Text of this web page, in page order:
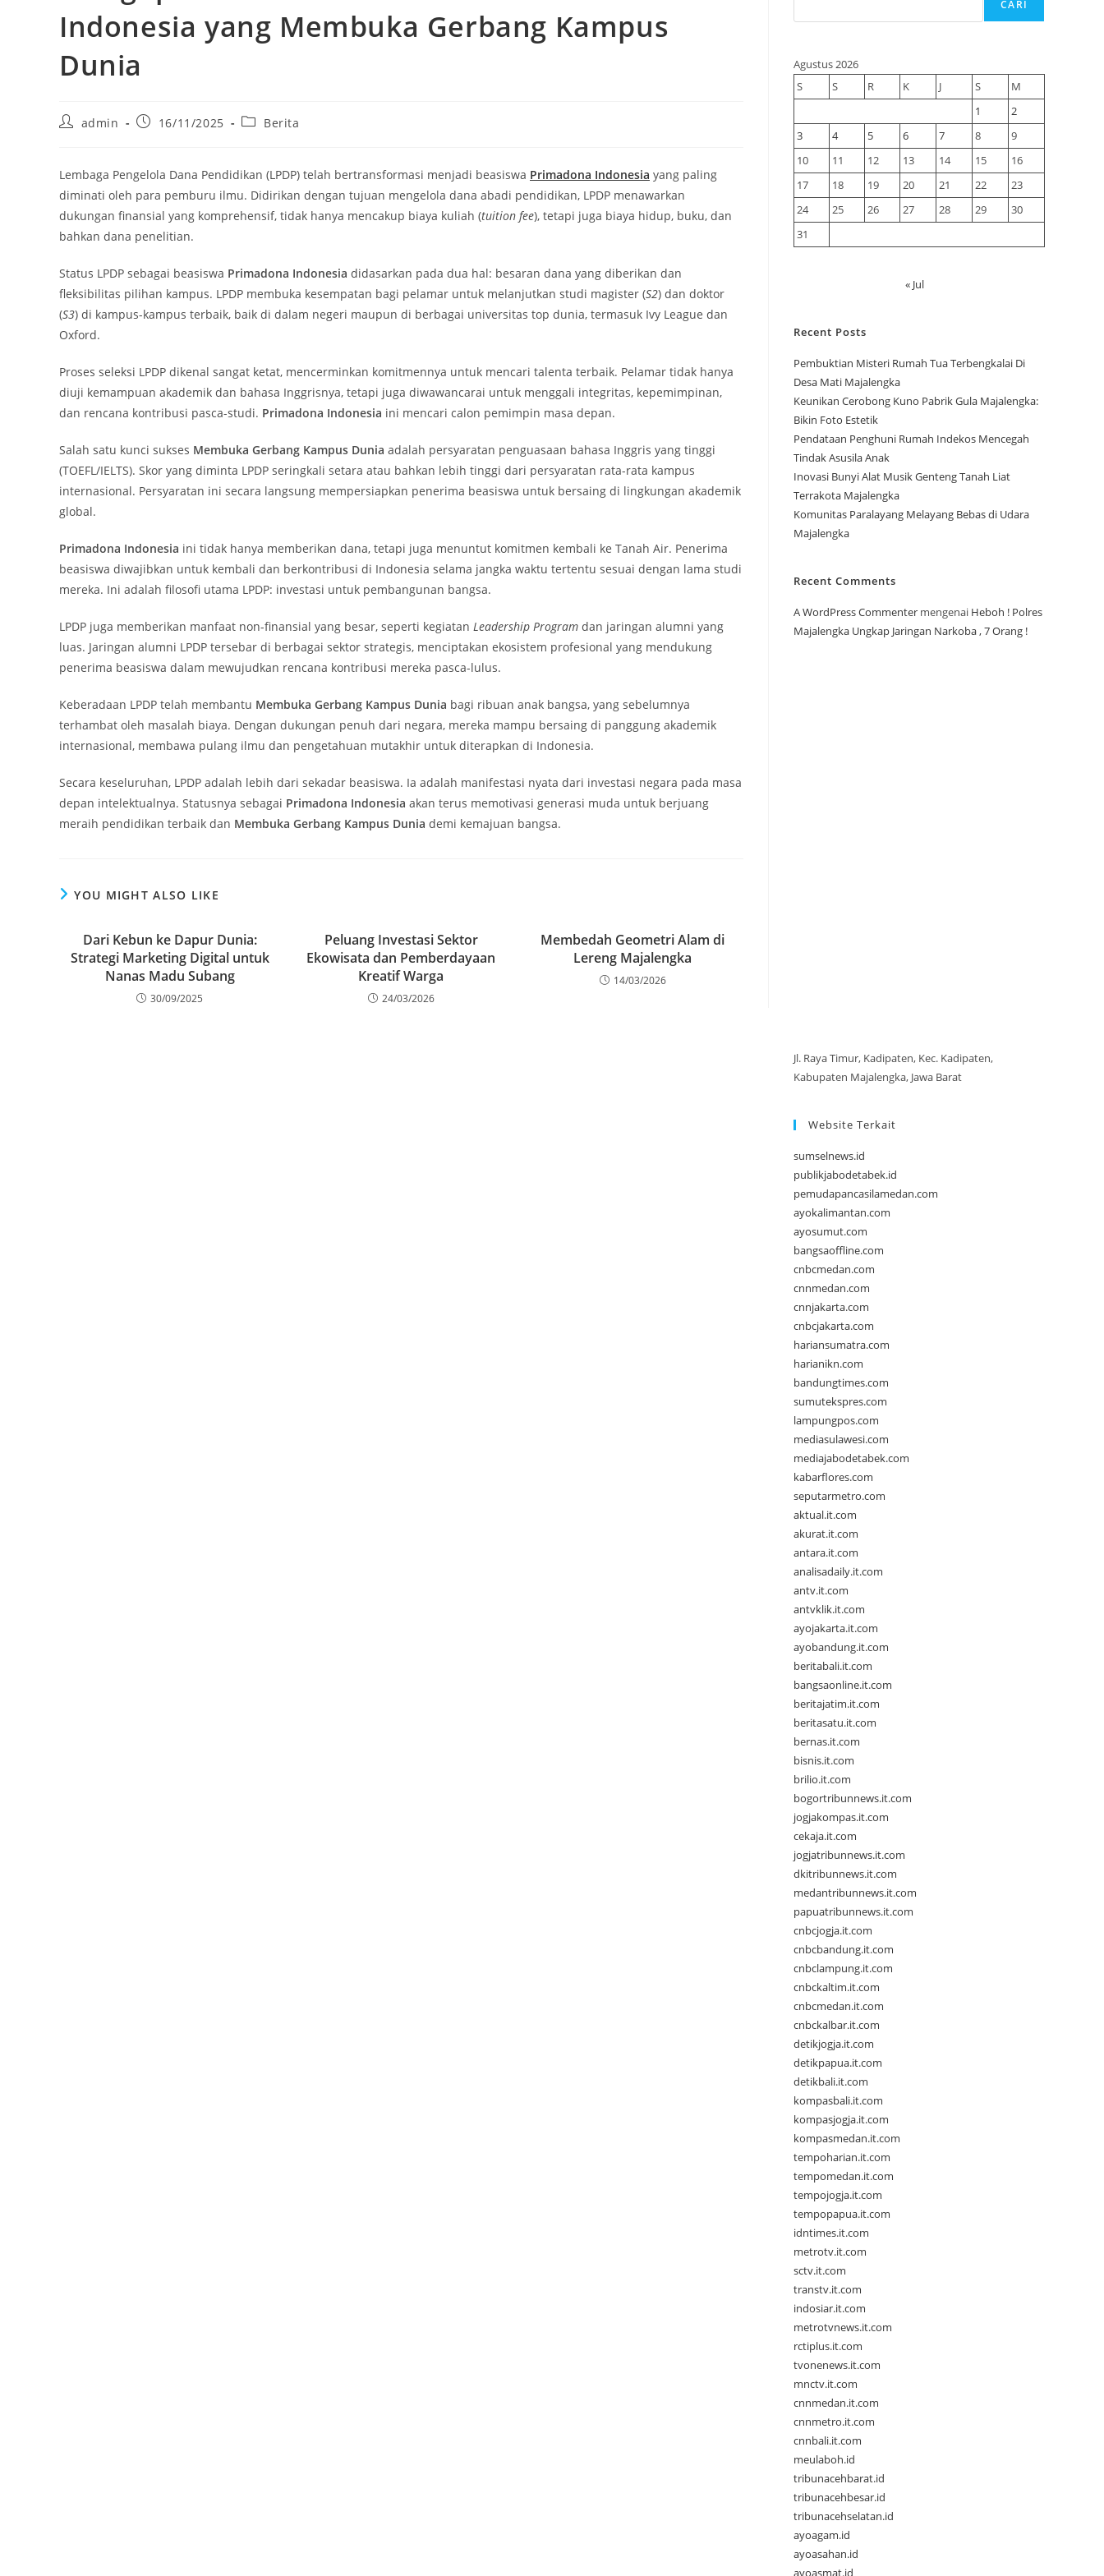
Indonesia yang Membuka Gerbang Kampus
Dunia
Postadmin
Post16/11/2025
PostBerita
Lembaga Pengelola Dana Pendidikan (LPDP) telah bertransformasi menjadi beasiswa Primadona Indonesia yang paling
diminati oleh para pemburu ilmu. Didirikan dengan tujuan mengelola dana abadi pendidikan, LPDP menawarkan
dukungan finansial yang komprehensif, tidak hanya mencakup biaya kuliah (tuition fee), tetapi juga biaya hidup, buku, dan
bahkan dana penelitian.
Status LPDP sebagai beasiswa Primadona Indonesia didasarkan pada dua hal: besaran dana yang diberikan dan
fleksibilitas pilihan kampus. LPDP membuka kesempatan bagi pelamar untuk melanjutkan studi magister (S2) dan doktor
(S3) di kampus-kampus terbaik, baik di dalam negeri maupun di berbagai universitas top dunia, termasuk Ivy League dan
Oxford.
Proses seleksi LPDP dikenal sangat ketat, mencerminkan komitmennya untuk mencari talenta terbaik. Pelamar tidak hanya
diuji kemampuan akademik dan bahasa Inggrisnya, tetapi juga diwawancarai untuk menggali integritas, kepemimpinan,
dan rencana kontribusi pasca-studi. Primadona Indonesia ini mencari calon pemimpin masa depan.
Salah satu kunci sukses Membuka Gerbang Kampus Dunia adalah persyaratan penguasaan bahasa Inggris yang tinggi
(TOEFL/IELTS). Skor yang diminta LPDP seringkali setara atau bahkan lebih tinggi dari persyaratan rata-rata kampus
internasional. Persyaratan ini secara langsung mempersiapkan penerima beasiswa untuk bersaing di lingkungan akademik
global.
Primadona Indonesia ini tidak hanya memberikan dana, tetapi juga menuntut komitmen kembali ke Tanah Air. Penerima
beasiswa diwajibkan untuk kembali dan berkontribusi di Indonesia selama jangka waktu tertentu sesuai dengan lama studi
mereka. Ini adalah filosofi utama LPDP: investasi untuk pembangunan bangsa.
LPDP juga memberikan manfaat non-finansial yang besar, seperti kegiatan Leadership Program dan jaringan alumni yang
luas. Jaringan alumni LPDP tersebar di berbagai sektor strategis, menciptakan ekosistem profesional yang mendukung
penerima beasiswa dalam mewujudkan rencana kontribusi mereka pasca-lulus.
Keberadaan LPDP telah membantu Membuka Gerbang Kampus Dunia bagi ribuan anak bangsa, yang sebelumnya
terhambat oleh masalah biaya. Dengan dukungan penuh dari negara, mereka mampu bersaing di panggung akademik
internasional, membawa pulang ilmu dan pengetahuan mutakhir untuk diterapkan di Indonesia.
Secara keseluruhan, LPDP adalah lebih dari sekadar beasiswa. Ia adalah manifestasi nyata dari investasi negara pada masa
depan intelektualnya. Statusnya sebagai Primadona Indonesia akan terus memotivasi generasi muda untuk berjuang
meraih pendidikan terbaik dan Membuka Gerbang Kampus Dunia demi kemajuan bangsa.
YOU MIGHT ALSO LIKE
Dari Kebun ke Dapur Dunia:
Strategi Marketing Digital untuk
Nanas Madu Subang
30/09/2025
Peluang Investasi Sektor
Ekowisata dan Pemberdayaan
Kreatif Warga
24/03/2026
Membedah Geometri Alam di
Lereng Majalengka
14/03/2026
CARI
Agustus 2026
S
S R K J S
M
1
2
3
4 5 6 7 8
9
10
11 12 13 14 15
16
17
18 19 20 21 22
23
24
25 26 27 28 29
30
31
« Jul
Recent Posts
Pembuktian Misteri Rumah Tua Terbengkalai Di
Desa Mati Majalengka
Keunikan Cerobong Kuno Pabrik Gula Majalengka:
Bikin Foto Estetik
Pendataan Penghuni Rumah Indekos Mencegah
Tindak Asusila Anak
Inovasi Bunyi Alat Musik Genteng Tanah Liat
Terrakota Majalengka
Komunitas Paralayang Melayang Bebas di Udara
Majalengka
Recent Comments
A WordPress Commenter mengenai Heboh ! Polres
Majalengka Ungkap Jaringan Narkoba , 7 Orang !
Jl. Raya Timur, Kadipaten, Kec. Kadipaten,
Kabupaten Majalengka, Jawa Barat
Website Terkait
sumselnews.id
publikjabodetabek.id
pemudapancasilamedan.com
ayokalimantan.com
ayosumut.com
bangsaoffline.com
cnbcmedan.com
cnnmedan.com
cnnjakarta.com
cnbcjakarta.com
hariansumatra.com
harianikn.com
bandungtimes.com
sumutekspres.com
lampungpos.com
mediasulawesi.com
mediajabodetabek.com
kabarflores.com
seputarmetro.com
aktual.it.com
akurat.it.com
antara.it.com
analisadaily.it.com
antv.it.com
antvklik.it.com
ayojakarta.it.com
ayobandung.it.com
beritabali.it.com
bangsaonline.it.com
beritajatim.it.com
beritasatu.it.com
bernas.it.com
bisnis.it.com
brilio.it.com
bogortribunnews.it.com
jogjakompas.it.com
cekaja.it.com
jogjatribunnews.it.com
dkitribunnews.it.com
medantribunnews.it.com
papuatribunnews.it.com
cnbcjogja.it.com
cnbcbandung.it.com
cnbclampung.it.com
cnbckaltim.it.com
cnbcmedan.it.com
cnbckalbar.it.com
detikjogja.it.com
detikpapua.it.com
detikbali.it.com
kompasbali.it.com
kompasjogja.it.com
kompasmedan.it.com
tempoharian.it.com
tempomedan.it.com
tempojogja.it.com
tempopapua.it.com
idntimes.it.com
metrotv.it.com
sctv.it.com
transtv.it.com
indosiar.it.com
metrotvnews.it.com
rctiplus.it.com
tvonenews.it.com
mnctv.it.com
cnnmedan.it.com
cnnmetro.it.com
cnnbali.it.com
meulaboh.id
tribunacehbarat.id
tribunacehbesar.id
tribunacehselatan.id
ayoagam.id
ayoasahan.id
ayoasmat.id